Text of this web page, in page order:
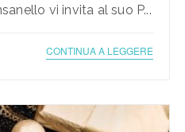
vi invita al suo P...
CONTINUA A LEGGERE